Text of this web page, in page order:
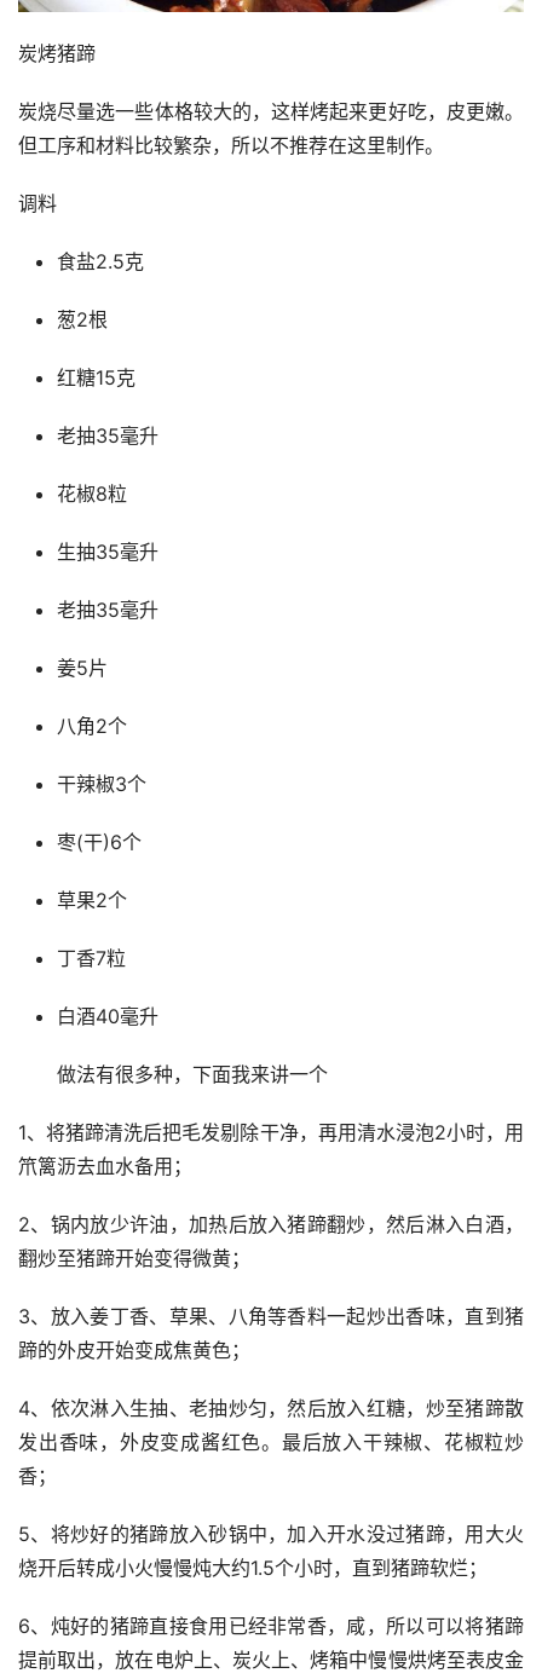
炭烤猪蹄
炭烧尽量选一些体格较大的，这样烤起来更好吃，皮更嫩。
但工序和材料比较繁杂，所以不推荐在这里制作。
调料
食盐2.5克
葱2根
红糖15克
老抽35毫升
花椒8粒
生抽35毫升
老抽35毫升
姜5片
八角2个
干辣椒3个
枣(干)6个
草果2个
丁香7粒
白酒40毫升
做法有很多种，下面我来讲一个
1、将猪蹄清洗后把毛发剔除干净，再用清水浸泡2小时，用
笊篱沥去血水备用；
2、锅内放少许油，加热后放入猪蹄翻炒，然后淋入白酒，
翻炒至猪蹄开始变得微黄；
3、放入姜丁香、草果、八角等香料一起炒出香味，直到猪
蹄的外皮开始变成焦黄色；
4、依次淋入生抽、老抽炒匀，然后放入红糖，炒至猪蹄散
发出香味，外皮变成酱红色。最后放入干辣椒、花椒粒炒
香；
5、将炒好的猪蹄放入砂锅中，加入开水没过猪蹄，用大火
烧开后转成小火慢慢炖大约1.5个小时，直到猪蹄软烂；
6、炖好的猪蹄直接食用已经非常香，咸，所以可以将猪蹄
提前取出，放在电炉上、炭火上、烤箱中慢慢烘烤至表皮金